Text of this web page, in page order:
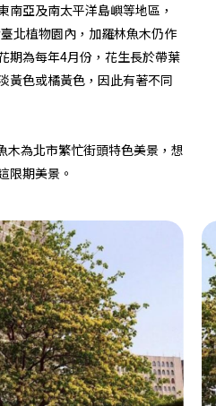
南亞及南太平洋島嶼等地區，
北植物園內，加羅林魚木仍作
期為每年4月份，花生長於帶葉
黃色或橘黃色，因此有著不同
木為北市繁忙街頭特色美景，想
限期美景。